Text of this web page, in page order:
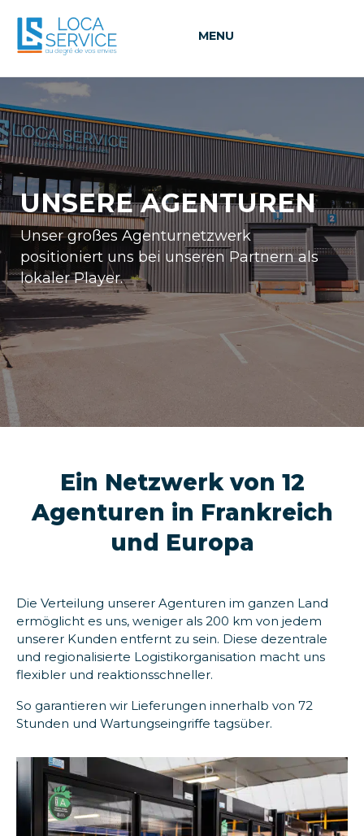
MENU
UNSERE AGENTUREN
Unser großes Agenturnetzwerk
positioniert uns bei unseren Partnern als
lokaler Player.
Ein Netzwerk von 12
Agenturen in Frankreich
und Europa
Die Verteilung unserer Agenturen im ganzen Land
ermöglicht es uns, weniger als 200 km von jedem
unserer Kunden entfernt zu sein. Diese dezentrale
und regionalisierte Logistikorganisation macht uns
flexibler und reaktionsschneller.
So garantieren wir Lieferungen innerhalb von 72
Stunden und Wartungseingriffe tagsüber.